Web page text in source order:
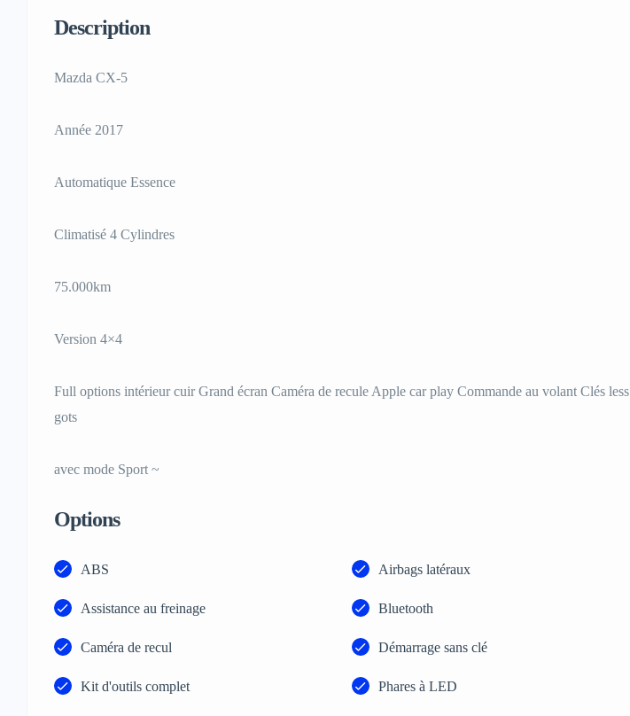
Description
Mazda CX-5
Année 2017
Automatique Essence
Climatisé 4 Cylindres
75.000km
Version 4×4
Full options intérieur cuir Grand écran Caméra de recule Apple car play Commande au volant Clés less
gots
avec mode Sport ~
Options
ABS Airbags latéraux
Assistance au freinage Bluetooth
Caméra de recul Démarrage sans clé
Kit d'outils complet Phares à LED